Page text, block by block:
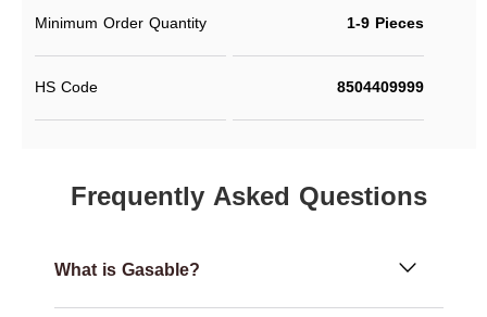
Minimum Order Quantity 1-9 Pieces
HS Code 8504409999
Frequently Asked Questions
What is Gasable?